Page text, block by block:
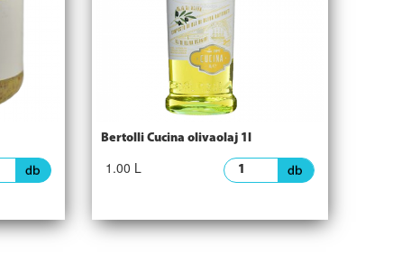
Bertolli Cucina olivaolaj 1l
1.00 L